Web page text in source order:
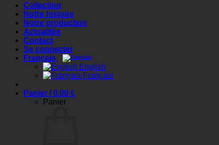
Collection
Notre histoire
Notre production
Actualités
Contact
Se connecter
Français
English
Français
Panier /0.00 €
Panier